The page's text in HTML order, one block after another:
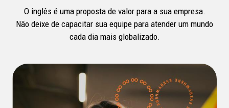
O inglês é uma proposta de valor para a sua empresa.
Não deixe de capacitar sua equipe para atender um mundo
cada dia mais globalizado.